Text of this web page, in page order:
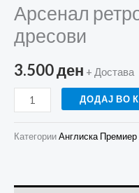
Арсенал
дресови
3.500ден + Достава
ДОДАЈ ВО
КатегорииАнглиска Премиер